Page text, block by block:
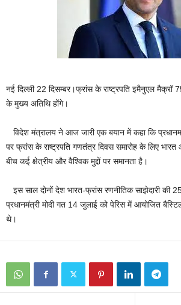
नई दिल्ली 22 दिसम्बर।फ्रांस के राष्ट्रपति इमैनुएल मैक्रॉ
के मुख्य अतिथि होंगे।
विदेश मंत्रालय ने आज जारी एक बयान में कहा कि
पर फ्रांस के राष्ट्रपति गणतंत्र दिवस समारोह के लिए
बीच कई क्षेत्रीय और वैश्विक मुद्दों पर समानता है।
इस साल दोनों देश भारत-फ्रांस रणनीतिक साझेदारी की
प्रधानमंत्री मोदी गत 14 जुलाई को पेरिस में आयोजित
थे।